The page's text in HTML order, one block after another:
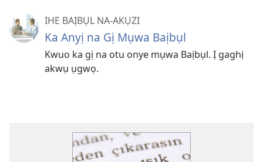
IHE BAỊBỤL NA-AKỤZI
Ka Anyị na Gị Mụwa Baịbụl
Kwuo ka gị na otu onye mụwa Baịbụl. Ị gaghị
akwụ ụgwọ.